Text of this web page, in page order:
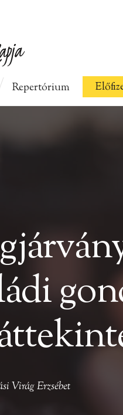
Repertórium
Virág Erzsébet